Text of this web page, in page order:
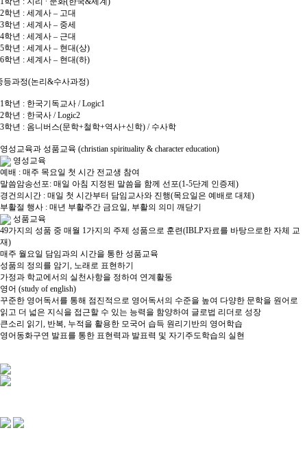
2학년 : 세계사 – 고대​
3학년 : 세계사 – 중세​
4학년 : 세계사 – 근대​
5학년 : 세계사 – 현대(상)​
6학년 : 세계사 – 현대(하)​
등과정(논리&수사과정)​
1학년 : 한국기독교사 / Logic1​
2학년 : 한국사 / Logic2​
3학년 : 옴니버스(문학+철학+역사+신학) / 수사학​
영성교육과 성품교육 (christian spirituality & character education)
영성교육
예배 : 매주 목요일 첫 시간 전교생 참여
말씀암송선포: 매일 아침 지정된 말씀을 함께 선포(1-5단계 인증제)​
경건의시간 : 매일 첫 시간부터 담임교사와 진행(목요일은 예배로 대체)
부활절 행사 : 매년 부활주간 금요일, 부활의 의미 깨닫기
성품교육
49가지의 성품 중 매월 1가지의 주제 성품으로 훈련(IBLP자료를 바탕으로한 자체 교
재)
매주 월요일 담임과의 시간을 통한 성품교육
성품의 정의를 암기, 노래로 표현하기
가정과 학교에서의 실천사항을 정하여 연계활동
영어 (study of english)
꾸준한 영어독서를 통해 점진적으로 영어독서의 수준을 높여 다양한 문학을 원어로
읽고 더 넓은 지식을 접근할 수 있는 능력을 함양하여 글로법 리더로 성장
큰소리 읽기, 반복, 누적을 활용한 모국어 습득 원리기반의 영어학습​
영어동화구연 발표를 통한 표현력과 발표력 및 자기주도학습의 실현